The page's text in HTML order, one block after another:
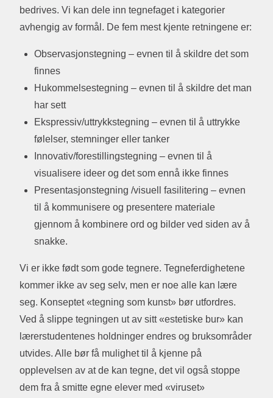
bedrives. Vi kan dele inn tegnefaget i kategorier
avhengig av formål. De fem mest kjente retningene er:
Observasjonstegning – evnen til å skildre det som
finnes
Hukommelsestegning – evnen til å skildre det man
har sett
Ekspressiv/uttrykkstegning – evnen til å uttrykke
følelser, stemninger eller tanker
Innovativ/forestillingstegning – evnen til å
visualisere ideer og det som ennå ikke finnes
Presentasjonstegning /visuell fasilitering – evnen
til å kommunisere og presentere materiale
gjennom å kombinere ord og bilder ved siden av å
snakke.
Vi er ikke født som gode tegnere. Tegneferdighetene
kommer ikke av seg selv, men er noe alle kan lære
seg. Konseptet «tegning som kunst» bør utfordres.
Ved å slippe tegningen ut av sitt «estetiske bur» kan
lærerstudentenes holdninger endres og bruksområder
utvides. Alle bør få mulighet til å kjenne på
opplevelsen av at de kan tegne, det vil også stoppe
dem fra å smitte egne elever med «viruset»